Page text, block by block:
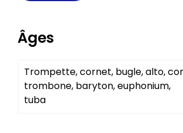
Âges
Trompette, cornet, bugle, alto,
trombone, baryton, euphonium,
tuba